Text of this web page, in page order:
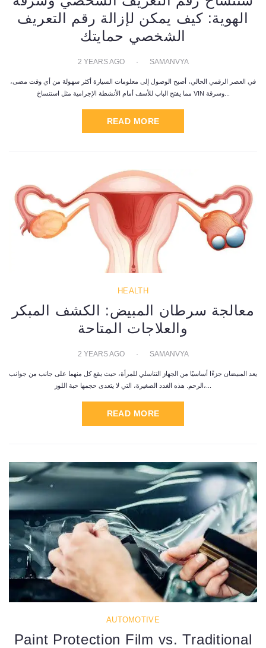
الهوية: كيف يمكن لإزالة رقم التعريف
الشخصي حمايتك
2 YEARS AGO SAMANVYA
في العصر الرقمي الحالي، أصبح الوصول إلى معلومات السيارة أكثر سهولة من أي وقت مضى،
مما يفتح الباب للأسف أمام الأنشطة الإجرامية مثل استنساخ VIN وسرقة...
READ MORE
HEALTH
معالجة سرطان المبيض: الكشف المبكر
والعلاجات المتاحة
2 YEARS AGO SAMANVYA
يعد المبيضان جزءًا أساسيًا من الجهاز التناسلي للمرأة، حيث يقع كل منهما على جانب من جوانب
الرحم. هذه الغدد الصغيرة، التي لا يتعدى حجمها حبة اللوز،...
READ MORE
AUTOMOTIVE
Paint Protection Film vs. Traditional